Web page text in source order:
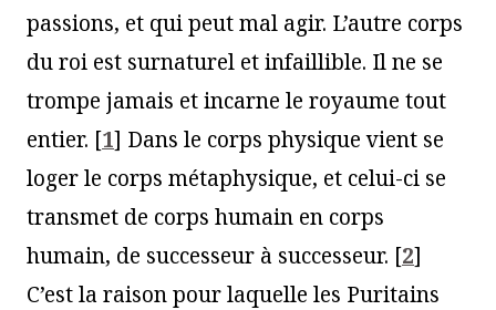
passions, et qui peut mal agir. L’autre corps
du roi est surnaturel et infaillible. Il ne se
trompe jamais et incarne le royaume tout
entier. [1] Dans le corps physique vient se
loger le corps métaphysique, et celui-ci se
transmet de corps humain en corps
humain, de successeur à successeur. [2]
C’est la raison pour laquelle les Puritains